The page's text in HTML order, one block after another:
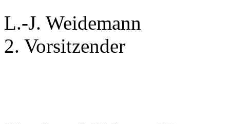
L.-J. Weidemann
2. Vorsitzender